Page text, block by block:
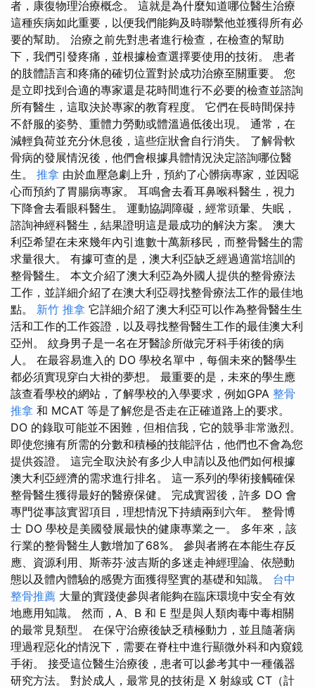
者，康復物理治療概念。 這就是為什麼知道哪位醫生治療
這種疾病如此重要，以便我們能夠及時聯繫他並獲得所有必
要的幫助。 治療之前先對患者進行檢查，在檢查的幫助
下，我們引發疼痛，並根據檢查選擇要使用的技術。 患者
的肢體語言和疼痛的確切位置對於成功治療至關重要。 您
是立即找到合適的專家還是花時間進行不必要的檢查並諮詢
所有醫生，這取決於專家的教育程度。 它們在長時間保持
不舒服的姿勢、重體力勞動或體溫過低後出現。 通常，在
減輕負荷並充分休息後，這些症狀會自行消失。 了解骨軟
骨病的發展情況後，他們會根據具體情況決定諮詢哪位醫
生。 推拿 由於血壓急劇上升，預約了心髒病專家，並因噁
心而預約了胃腸病專家。 耳鳴會去看耳鼻喉科醫生，視力
下降會去看眼科醫生。 運動協調障礙，經常頭暈、失眠，
諮詢神經科醫生，結果證明這是最成功的解決方案。 澳大
利亞希望在未來幾年內引進數十萬新移民，而整骨醫生的需
求量很大。 有據可查的是，澳大利亞缺乏經過適當培訓的
整骨醫生。 本文介紹了澳大利亞為外國人提供的整骨療法
工作，並詳細介紹了在澳大利亞尋找整骨療法工作的最佳地
點。 新竹 推拿 它詳細介紹了澳大利亞可以作為整骨醫生生
活和工作的工作簽證，以及尋找整骨醫生工作的最佳澳大利
亞州。 紋身男子是一名在牙醫診所做完牙科手術後的病
人。 在最容易進入的 DO 學校名單中，每個未來的醫學生
都必須實現穿白大褂的夢想。 最重要的是，未來的學生應
該查看學校的網站，了解學校的入學要求，例如GPA 整骨
推拿 和 MCAT 等是了解您是否走在正確道路上的要求。
DO 的錄取可能並不困難，但相信我，它的競爭非常激烈。
即使您擁有所需的分數和積極的技能評估，他們也不會為您
提供簽證。 這完全取決於有多少人申請以及他們如何根據
澳大利亞經濟的需求進行排名。 這一系列的學術接觸確保
整骨醫生獲得最好的醫療保健。 完成實習後，許多 DO 會
專門從事該實習項目，理想情況下持續兩到六年。 整骨博
士 DO 學校是美國發展最快的健康專業之一。 多年來，該
行業的整骨醫生人數增加了68%。 參與者將在本能生存反
應、資源利用、斯蒂芬·波吉斯的多迷走神經理論、依戀動
態以及體內體驗的感覺方面獲得堅實的基礎和知識。 台中
整骨推薦 大量的實踐使參與者能夠在臨床環境中安全有效
地應用知識。 然而，A、B 和 E 型是與人類肉毒中毒相關
的最常見類型。 在保守治療後缺乏積極動力，並且隨著病
理過程惡化的情況下，需要在脊柱中進行顯微外科和內窺鏡
手術。 接受這位醫生治療後，患者可以參考其中一種儀器
研究方法。 對於成人，最常見的技術是 X 射線或 CT（計